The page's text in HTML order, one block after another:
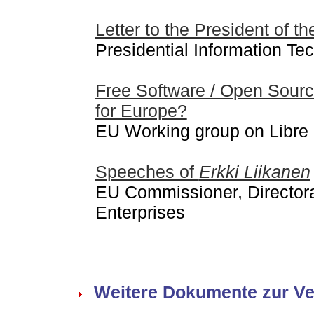
Letter to the President of
Presidential Information
Free Software / Open
for Europe?
EU Working group on Libre
Speeches of Erkki Liikanen
EU Commissioner,
Enterprises
Weitere Dokumente zur